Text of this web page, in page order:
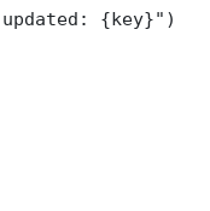
{key}")